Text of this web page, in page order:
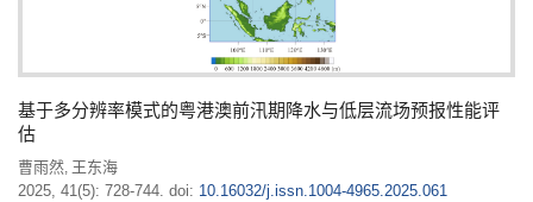
基于多分辨率模式的粤港澳前汛期降水与低层流场预报性能评
估
曹雨然, 王东海
2025, 41(5): 728-744. doi: 10.16032/j.issn.1004-4965.2025.061